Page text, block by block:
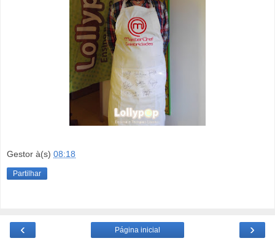
Gestor à(s) 08:18
Partilhar
‹ ›
Página inicial